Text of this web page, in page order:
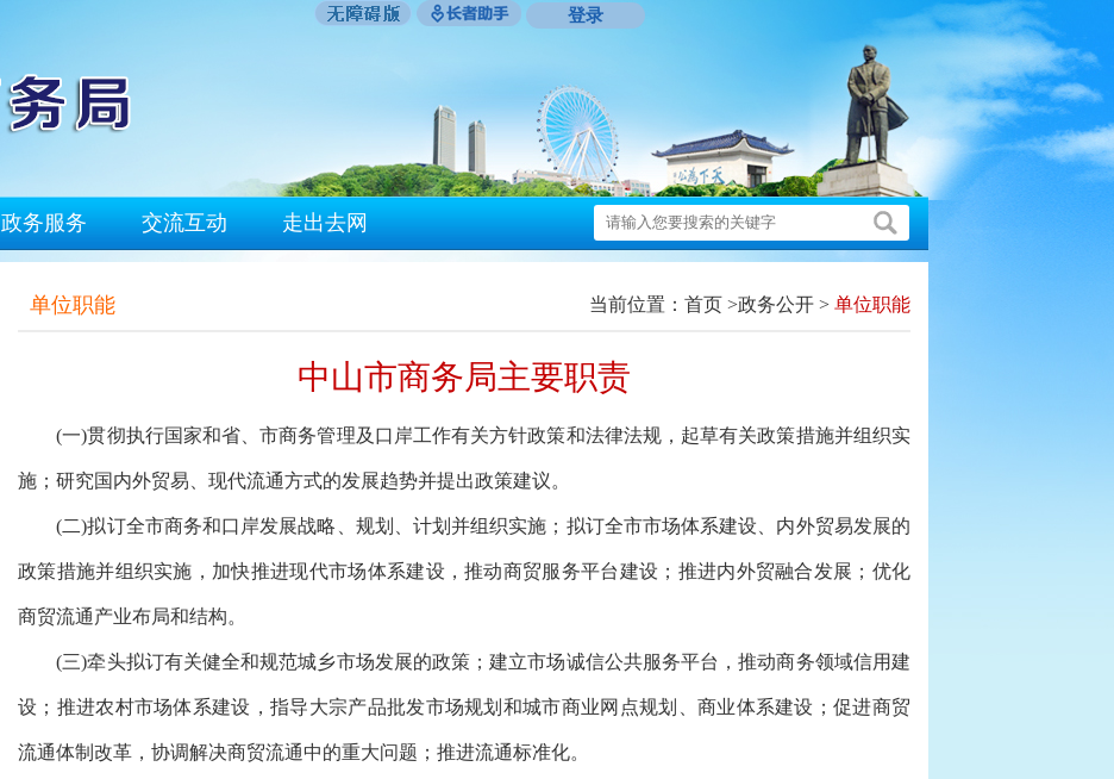
登录
政务服务 交流互动 走出去网
单位职能 当前位置： 首页 >政务公开 > 单位职能
中山市商务局主要职责
(一)贯彻执行国家和省、市商务管理及口岸工作有关方针政策和法律法规，起草有关政策措施并组织实
施；研究国内外贸易、现代流通方式的发展趋势并提出政策建议。
(二)拟订全市商务和口岸发展战略、规划、计划并组织实施；拟订全市市场体系建设、内外贸易发展的
政策措施并组织实施，加快推进现代市场体系建设，推动商贸服务平台建设；推进内外贸融合发展；优化
商贸流通产业布局和结构。
(三)牵头拟订有关健全和规范城乡市场发展的政策；建立市场诚信公共服务平台，推动商务领域信用建
设；推进农村市场体系建设，指导大宗产品批发市场规划和城市商业网点规划、商业体系建设；促进商贸
流通体制改革，协调解决商贸流通中的重大问题；推进流通标准化。